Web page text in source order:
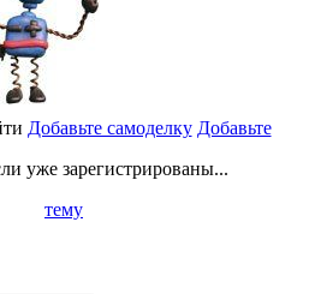
уже зарегистрированы...
Добавьте самоделку Добавьте
тему